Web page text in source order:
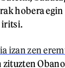
hobera
iritsi.
izan zen
zituzten